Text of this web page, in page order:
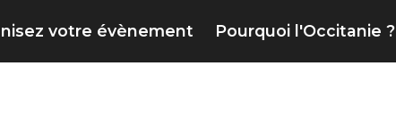
votre évènement Pourquoi l'Occitanie ?